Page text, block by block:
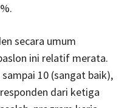
secara umum
ini relatif merata.
10 (sangat baik),
dari ketiga